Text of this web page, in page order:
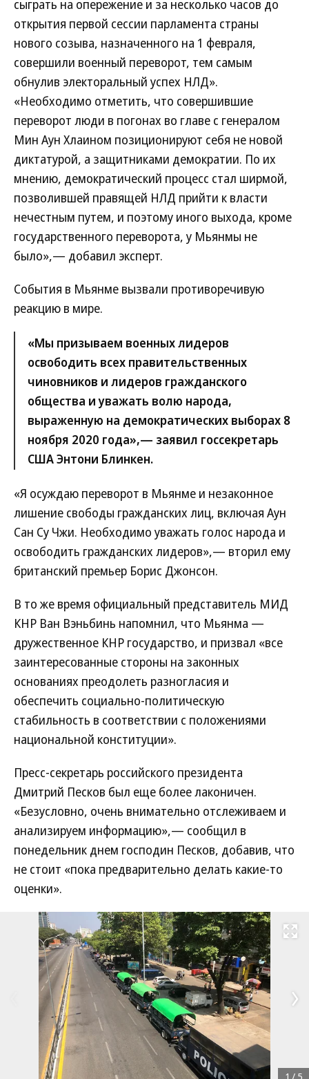
сыграть на опережение и за несколько часов до
открытия первой сессии парламента страны
нового созыва, назначенного на 1 февраля,
совершили военный переворот, тем самым
обнулив электоральный успех НЛД».
«Необходимо отметить, что совершившие
переворот люди в погонах во главе с генералом
Мин Аун Хлаином позиционируют себя не новой
диктатурой, а защитниками демократии. По их
мнению, демократический процесс стал ширмой,
позволившей правящей НЛД прийти к власти
нечестным путем, и поэтому иного выхода, кроме
государственного переворота, у Мьянмы не
было»,— добавил эксперт.
События в Мьянме вызвали противоречивую
реакцию в мире.
«Мы призываем военных лидеров
освободить всех правительственных
чиновников и лидеров гражданского
общества и уважать волю народа,
выраженную на демократических выборах 8
ноября 2020 года»,— заявил госсекретарь
США Энтони Блинкен.
«Я осуждаю переворот в Мьянме и незаконное
лишение свободы гражданских лиц, включая Аун
Сан Су Чжи. Необходимо уважать голос народа и
освободить гражданских лидеров»,— вторил ему
британский премьер Борис Джонсон.
В то же время официальный представитель МИД
КНР Ван Вэньбинь напомнил, что Мьянма —
дружественное КНР государство, и призвал «все
заинтересованные стороны на законных
основаниях преодолеть разногласия и
обеспечить социально-политическую
стабильность в соответствии с положениями
национальной конституции».
Пресс-секретарь российского президента
Дмитрий Песков был еще более лаконичен.
«Безусловно, очень внимательно отслеживаем и
анализируем информацию»,— сообщил в
понедельник днем господин Песков, добавив, что
не стоит «пока предварительно делать какие-то
оценки».
Развернуть